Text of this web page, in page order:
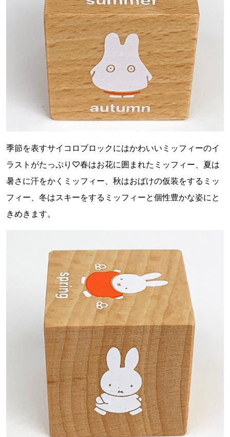
季節を表すサイコロブロックにはかわいいミッフィーのイ
ラストがたっぷり♡春はお花に囲まれたミッフィー、夏は
暑さに汗をかくミッフィー、秋はおばけの仮装をするミッ
フィー、冬はスキーをするミッフィーと個性豊かな姿にと
きめきます。